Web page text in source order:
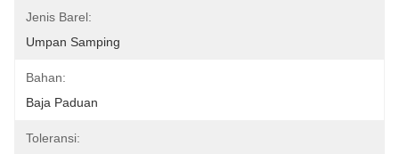
Jenis Barel:
Umpan Samping
Bahan:
Baja Paduan
Toleransi: